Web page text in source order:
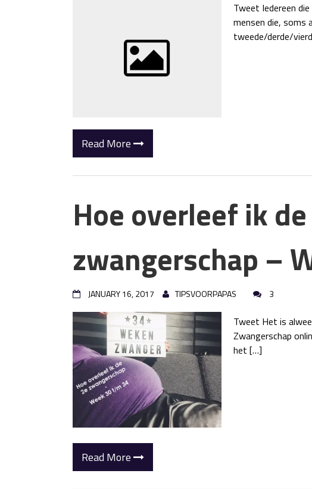
Tweet Iedereen
mensen die, soms
tweede/derde/
Read More
Hoe overleef ik
zwangerschap –
JANUARY 16, 2017 TIPSVOORPAPAS 3
Tweet Het is
Zwangerschap
het […]
Read More